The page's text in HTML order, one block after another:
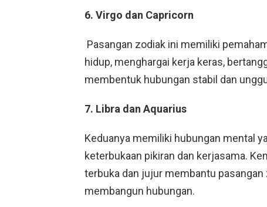
6. Virgo dan Capricorn
Pasangan zodiak ini memiliki
hidup, menghargai kerja keras,
membentuk hubungan stabil dan
7. Libra dan Aquarius
Keduanya memiliki hubungan mental
keterbukaan pikiran dan kerjasama.
terbuka dan jujur membantu
membangun hubungan.